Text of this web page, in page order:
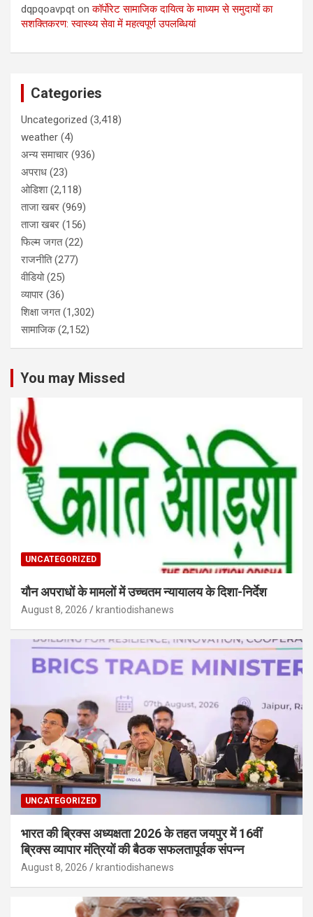
dqpqoavpqt onकॉर्पोरेट सामाजिक दायित्व के माध्यम से समुदायों का
सशक्तिकरण: स्वास्थ्य सेवा में महत्वपूर्ण उपलब्धियां
Categories
Uncategorized (3,418)
weather (4)
अन्य समाचार (936)
अपराध (23)
ओडिशा(2,118)
ताजा खबर (969)
ताजा खबर (156)
फिल्म जगत(22)
राजनीति(277)
वीडियो(25)
व्यापार (36)
शिक्षा जगत(1,302)
सामाजिक(2,152)
You may Missed
UNCATEGORIZED
यौन अपराधों के मामलों में उच्चतम न्यायालय के दिशा-निर्देश
August 8, 2026 krantiodishanews
UNCATEGORIZED
भारत की ब्रिक्‍स अध्यक्षता 2026 के तहत जयपुर में 16वीं
ब्रिक्‍स व्यापार मंत्रियों की बैठक सफलतापूर्वक संपन्न
August 8, 2026 krantiodishanews